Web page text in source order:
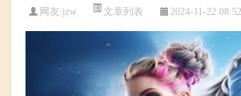
网友:jzw 文章列表 2024-11-22